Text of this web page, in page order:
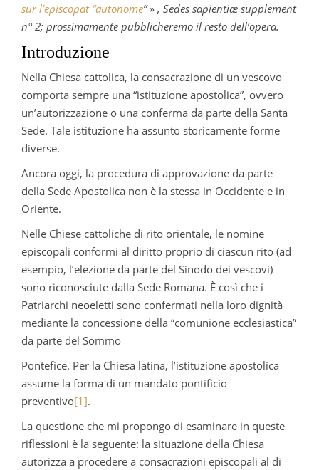
sur l’episcopat “autonome” » , Sedes sapientiæ supplement
n° 2; prossimamente pubblicheremo il resto dell’opera.
Introduzione
Nella Chiesa cattolica, la consacrazione di un vescovo
comporta sempre una “istituzione apostolica”, ovvero
un’autorizzazione o una conferma da parte della Santa
Sede. Tale istituzione ha assunto storicamente forme
diverse.
Ancora oggi, la procedura di approvazione da parte
della Sede Apostolica non è la stessa in Occidente e in
Oriente.
Nelle Chiese cattoliche di rito orientale, le nomine
episcopali conformi al diritto proprio di ciascun rito (ad
esempio, l’elezione da parte del Sinodo dei vescovi)
sono riconosciute dalla Sede Romana. È così che i
Patriarchi neoeletti sono confermati nella loro dignità
mediante la concessione della “comunione ecclesiastica”
da parte del Sommo
Pontefice. Per la Chiesa latina, l’istituzione apostolica
assume la forma di un mandato pontificio
preventivo[1].
La questione che mi propongo di esaminare in queste
riflessioni è la seguente: la situazione della Chiesa
autorizza a procedere a consacrazioni episcopali al di